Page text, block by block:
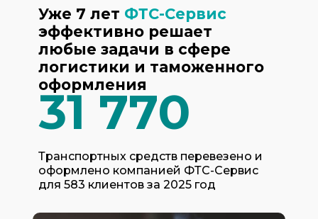
Транспортных средств перевезено и
оформлено компанией ФТС-Сервис
для 583 клиентов за 2025 год
31 770
Уже 7 лет ФТС-Сервис
эффективно решает
любые задачи в сфере
логистики и таможенного
оформления